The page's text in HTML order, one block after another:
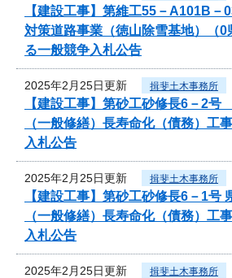
【建設工事】第維工55－A101B
対策道路事業（徳山除雪基地）（0
る一般競争入札公告
2025年2月25日更新 揖斐土木事務所
【建設工事】第砂工砂修長6－2
（一般修繕）長寿命化（債務）工
入札公告
2025年2月25日更新 揖斐土木事務所
【建設工事】第砂工砂修長6－1
（一般修繕）長寿命化（債務）工
入札公告
2025年2月25日更新 揖斐土木事務所